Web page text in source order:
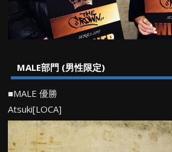
MALE部門 (男性限定)
■MALE 優勝
Atsuki[LOCA]